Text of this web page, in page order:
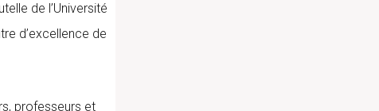
de l’Université
d’excellence de
professeurs et